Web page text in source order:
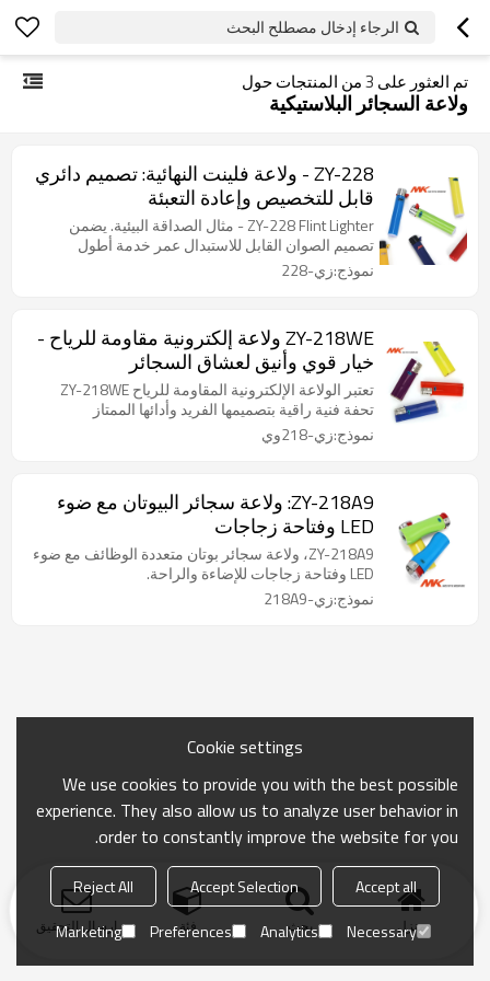
الرجاء إدخال مصطلح البحث
تم العثور على 3من المنتجات حول
ولاعة السجائر البلاستيكية
ZY-228 - ولاعة فلينت النهائية: تصميم دائري
قابل للتخصيص وإعادة التعبئة
ZY-228 Flint Lighter - مثال الصداقة البيئية. يضمن
تصميم الصوان القابل للاستبدال عمر خدمة أطول
نموذج:زي-228
ZY-218WE ولاعة إلكترونية مقاومة للرياح -
خيار قوي وأنيق لعشاق السجائر
تعتبر الولاعة الإلكترونية المقاومة للرياح ZY-218WE
تحفة فنية راقية بتصميمها الفريد وأدائها الممتاز
نموذج:زي-218وي
ZY-218A9: ولاعة سجائر البيوتان مع ضوء
LED وفتاحة زجاجات
ZY-218A9، ولاعة سجائر بوتان متعددة الوظائف مع ضوء
LED وفتاحة زجاجات للإضاءة والراحة.
نموذج:زي-218A9
منزل بحث فئة ارسال التحقيق
Cookie settings
We use cookies to provide you with the best possible
experience. They also allow us to analyze user behavior in
order to constantly improve the website for you.
Accept all
Accept Selection
Reject All
Necessary
Analytics
Preferences
Marketing